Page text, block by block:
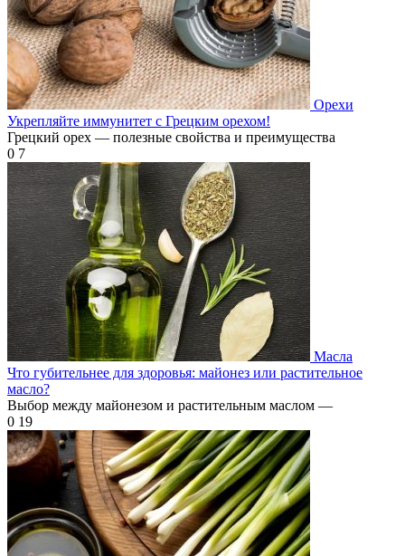
Орехи
Укрепляйте иммунитет с Грецким орехом!
Грецкий орех — полезные свойства и преимущества
0 7
Масла
Что губительнее для здоровья: майонез или растительное
масло?
Выбор между майонезом и растительным маслом —
0 19